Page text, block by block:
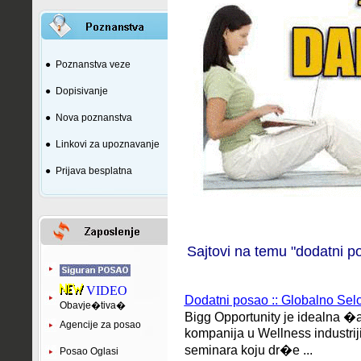
● Poznanstva veze
● Dopisivanje
● Nova poznanstva
● Linkovi za upoznavanje
● Prijava besplatna
VIDEO
Obavje�tiva�
Agencije za posao
Posao Oglasi
Sajtovi na temu "dodatni
Dodatni posao :: Globalno
Bigg Opportunity je idealna
kompanija u Wellness
seminara koju dr�e ...